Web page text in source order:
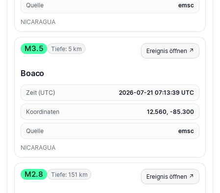
Quelle emsc
NICARAGUA
M3.5 Tiefe: 5 km Ereignis öffnen ↗
Boaco
Zeit (UTC) 2026-07-21 07:13:39 UTC
Koordinaten 12.560, -85.300
Quelle emsc
NICARAGUA
M2.8 Tiefe: 151 km Ereignis öffnen ↗